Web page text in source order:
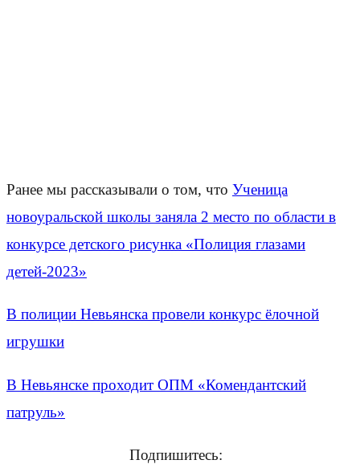
Ранее мы рассказывали о том, что Ученица
новоуральской школы заняла 2 место по области в
конкурсе детского рисунка «Полиция глазами
детей-2023»
В полиции Невьянска провели конкурс ёлочной
игрушки
В Невьянске проходит ОПМ «Комендантский
патруль»
Подпишитесь: